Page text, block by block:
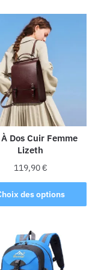
Dos Cuir Femme
Lizeth
119,90€
des options
Ce
produit
plusieurs
variations.
Les